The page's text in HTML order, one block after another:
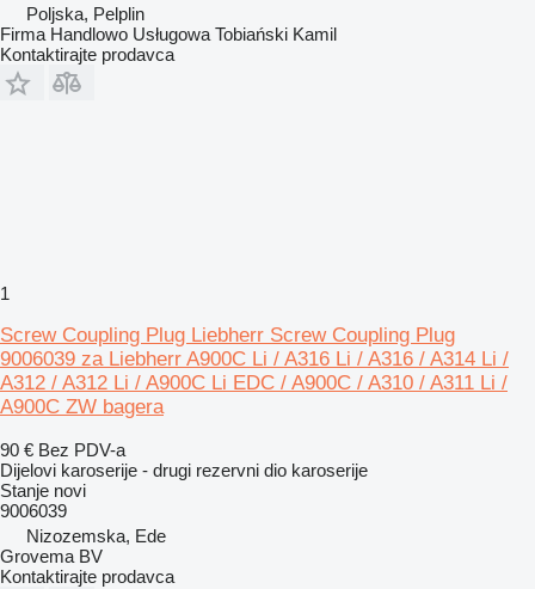
Poljska, Pelplin
Firma Handlowo Usługowa Tobiański Kamil
Kontaktirajte prodavca
1
Screw Coupling Plug Liebherr Screw Coupling Plug
9006039 za Liebherr A900C Li / A316 Li / A316 / A314 Li /
A312 / A312 Li / A900C Li EDC / A900C / A310 / A311 Li /
A900C ZW bagera
90 € Bez PDV-a
Dijelovi karoserije - drugi rezervni dio karoserije
Stanje novi
9006039
Nizozemska, Ede
Grovema BV
Kontaktirajte prodavca